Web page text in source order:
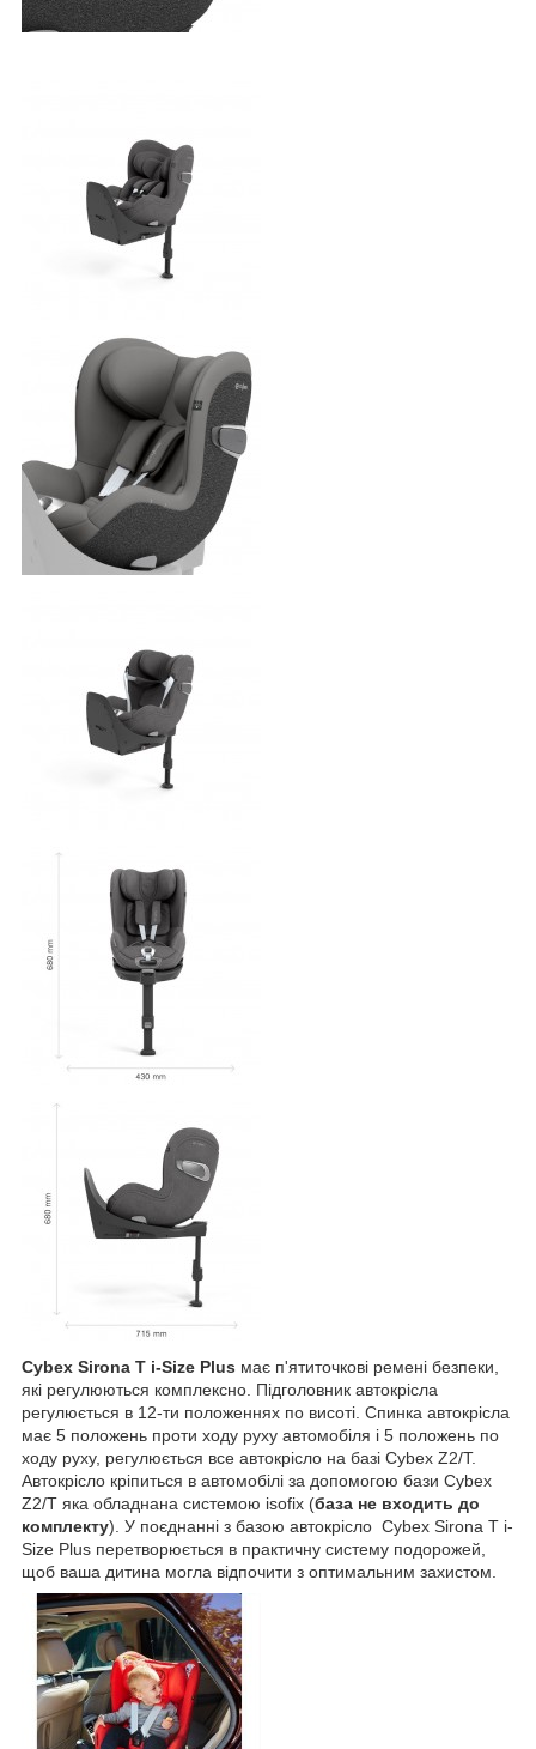
Cybex Sirona T i-Size Plus має п'ятиточкові ремені безпеки,
які регулюються комплексно. Підголовник автокрісла
регулюється в 12-ти положеннях по висоті. Спинка автокрісла
має 5 положень проти ходу руху автомобіля і 5 положень по
ходу руху, регулюється все автокрісло на базі Cybex Z2/T.
Автокрісло кріпиться в автомобілі за допомогою бази Cybex
Z2/T яка обладнана системою isofix (база не входить до
комплекту). У поєднанні з базою автокрісло Cybex Sirona T i-
Size Plus перетворюється в практичну систему подорожей,
щоб ваша дитина могла відпочити з оптимальним захистом.